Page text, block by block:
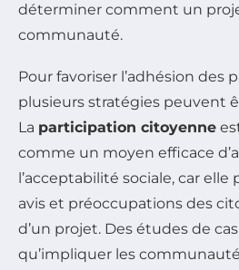
déterminer comment un
communauté.
Pour favoriser l’adhésion des
plusieurs stratégies peuvent
La participation citoyenne
comme un moyen efficace
l’acceptabilité sociale, car
avis et préoccupations des
d’un projet. Des études de
qu’impliquer les